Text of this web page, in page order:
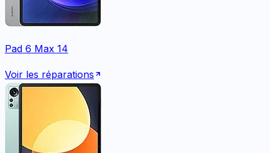
Pad 6 Max 14
Voir les réparations